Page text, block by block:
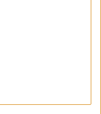
ق